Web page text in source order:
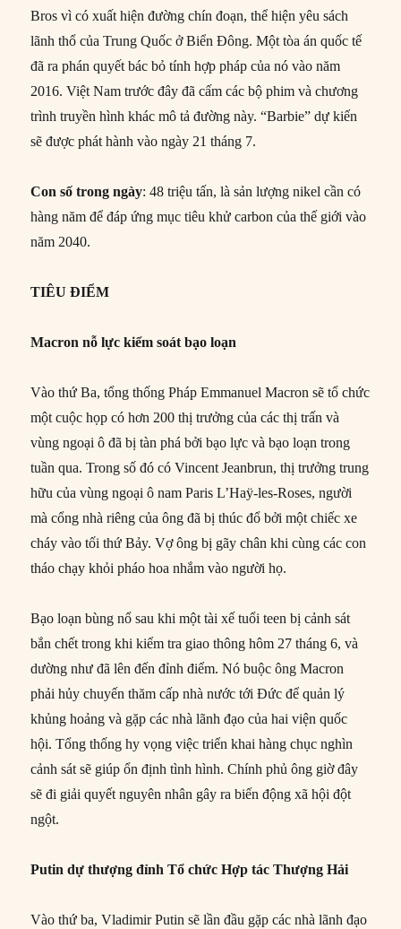
Bros vì có xuất hiện đường chín đoạn, thể hiện yêu sách
lãnh thổ của Trung Quốc ở Biển Đông. Một tòa án quốc tế
đã ra phán quyết bác bỏ tính hợp pháp của nó vào năm
2016. Việt Nam trước đây đã cấm các bộ phim và chương
trình truyền hình khác mô tả đường này. “Barbie” dự kiến
sẽ được phát hành vào ngày 21 tháng 7.
Con số trong ngày: 48 triệu tấn, là sản lượng nikel cần có
hàng năm để đáp ứng mục tiêu khử carbon của thế giới vào
năm 2040.
TIÊU ĐIỂM
Macron nỗ lực kiểm soát bạo loạn
Vào thứ Ba, tổng thống Pháp Emmanuel Macron sẽ tổ chức
một cuộc họp có hơn 200 thị trưởng của các thị trấn và
vùng ngoại ô đã bị tàn phá bởi bạo lực và bạo loạn trong
tuần qua. Trong số đó có Vincent Jeanbrun, thị trưởng trung
hữu của vùng ngoại ô nam Paris L’Haÿ-les-Roses, người
mà cổng nhà riêng của ông đã bị thúc đổ bởi một chiếc xe
cháy vào tối thứ Bảy. Vợ ông bị gãy chân khi cùng các con
tháo chạy khỏi pháo hoa nhắm vào người họ.
Bạo loạn bùng nổ sau khi một tài xế tuổi teen bị cảnh sát
bắn chết trong khi kiểm tra giao thông hôm 27 tháng 6, và
dường như đã lên đến đỉnh điểm. Nó buộc ông Macron
phải hủy chuyến thăm cấp nhà nước tới Đức để quản lý
khủng hoảng và gặp các nhà lãnh đạo của hai viện quốc
hội. Tổng thống hy vọng việc triển khai hàng chục nghìn
cảnh sát sẽ giúp ổn định tình hình. Chính phủ ông giờ đây
sẽ đi giải quyết nguyên nhân gây ra biến động xã hội đột
ngột.
Putin dự thượng đỉnh Tổ chức Hợp tác Thượng Hải
Vào thứ ba, Vladimir Putin sẽ lần đầu gặp các nhà lãnh đạo